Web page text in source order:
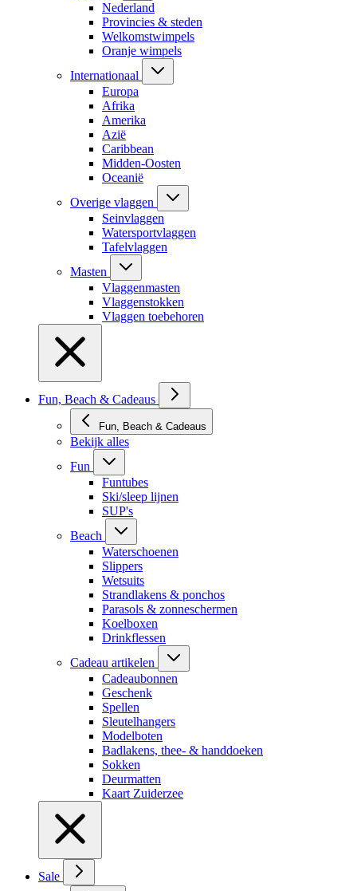
Nederland
Provincies & steden
Welkomstwimpels
Oranje wimpels
Internationaal
Europa
Afrika
Amerika
Azië
Caribbean
Midden-Oosten
Oceanië
Overige vlaggen
Seinvlaggen
Watersportvlaggen
Tafelvlaggen
Masten
Vlaggenmasten
Vlaggenstokken
Vlaggen toebehoren
Fun, Beach & Cadeaus
Fun, Beach & Cadeaus
Bekijk alles
Fun
Funtubes
Ski/sleep lijnen
SUP's
Beach
Waterschoenen
Slippers
Wetsuits
Strandlakens & ponchos
Parasols & zonneschermen
Koelboxen
Drinkflessen
Cadeau artikelen
Cadeaubonnen
Geschenk
Spellen
Sleutelhangers
Modelboten
Badlakens, thee- & handdoeken
Sokken
Deurmatten
Kaart Zuiderzee
Sale